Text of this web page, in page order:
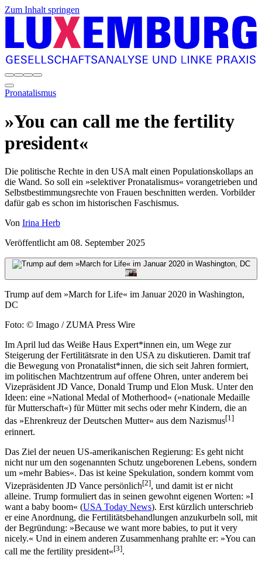
Zum Inhalt springen
Pronatalismus
»You can call me the fertility
president«
Die politische Rechte in den USA malt einen Populationskollaps an
die Wand. So soll ein »selektiver Pronatalismus« vorangetrieben und
Selbstbestimmungsrechte von Frauen beschnitten werden. Vorbilder
dafür gab es schon im historischen Faschismus.
Von Irina Herb
Veröffentlicht am 08. September 2025
Trump auf dem »March for Life« im Januar 2020 in Washington,
DC
Foto: © Imago / ZUMA Press Wire
Im April lud das Weiße Haus Expert*innen ein, um Wege zur
Steigerung der Fertilitätsrate in den USA zu diskutieren. Damit traf
die Bewegung von Pronatalist*innen, die sich seit Jahren formiert,
im politischen Machtzentrum auf offene Ohren, unter anderem bei
Vizepräsident JD Vance, Donald Trump und Elon Musk. Unter den
Ideen: eine »National Medal of Motherhood« (»nationale Medaille
für Mutterschaft«) für Mütter mit sechs oder mehr Kindern, die an
das »Ehrenkreuz der Deutschen Mutter« aus dem Nazismus[1]
erinnert.
Das Ziel der neuen US-amerikanischen Regierung: Es geht nicht
nicht nur um den sogenannten Schutz ungeborenen Lebens, sondern
um »mehr Babies«. Das ist keine Spekulation, sondern kommt vom
Vizepräsidenten JD Vance persönlich[2], und damit ist er nicht
alleine. Trump formuliert das in seinen gewohnt eigenen Worten: »I
want a baby boom« (USA Today News). Erst kürzlich unterschrieb
er eine Anordnung, die Fertilitätsbehandlungen anzukurbeln soll, mit
der Begründung: »Because we want more babies, to put it very
nicely.« Und in einem anderen Zusammenhang prahlte er: »You can
call me the fertility president«[3].